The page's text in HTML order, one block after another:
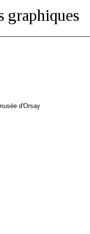
graphiques
d'Orsay